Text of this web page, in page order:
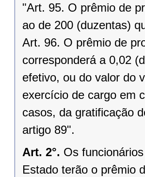
"Art. 95. O prêmio de
ao de 200 (duzentas)
Art. 96. O prêmio de
corresponderá a 0,02
efetivo, ou do valor do
exercício de cargo em
casos, da gratificação
artigo 89".
Art. 2°. Os
Estado terão o prêmio